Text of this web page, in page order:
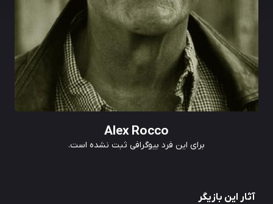
Alex Rocco
برای این فرد بیوگرافی ثبت نشده است.
آثار این بازیگر